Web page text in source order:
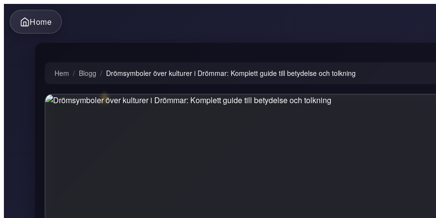
Home
Hem / Blogg / Drömsymboler över kulturer i Drömmar: Komplett guide till betydelse och tolkning